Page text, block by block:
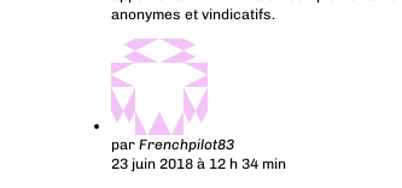
anonymes et vindicatifs.
par Frenchpilot83
23 juin 2018 à 12 h 34 min